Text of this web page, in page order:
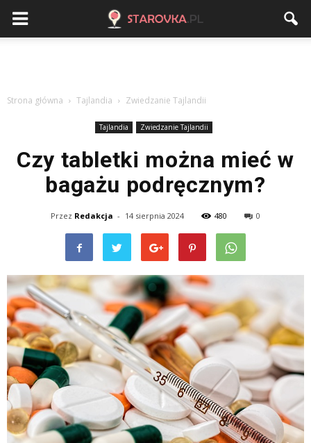
Strona główna Tajlandia Zwiedzanie Tajlandii
Tajlandia Zwiedzanie Tajlandii
Czy tabletki można mieć w
bagażu podręcznym?
Przez Redakcja - 14 sierpnia 2024 480 0